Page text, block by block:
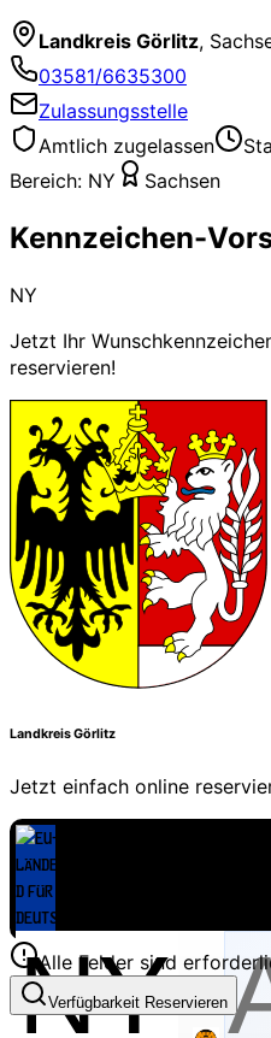
Landkreis Görlitz,
03581/6635300
Zulassungsstelle
Amtlich zugelassen
Bereich: NY Sachsen
Kennzeichen-
NY
Jetzt Ihr
reservieren!
Landkreis Görlitz
Jetzt einfach online
Alle Felder sind
Verfügbarkeit Reservieren